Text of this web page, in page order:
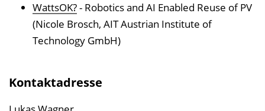
WattsOK?- Robotics and AI Enabled Reuse of PV
(Nicole Brosch, AIT Austrian Institute of
Technology GmbH)
Kontaktadresse